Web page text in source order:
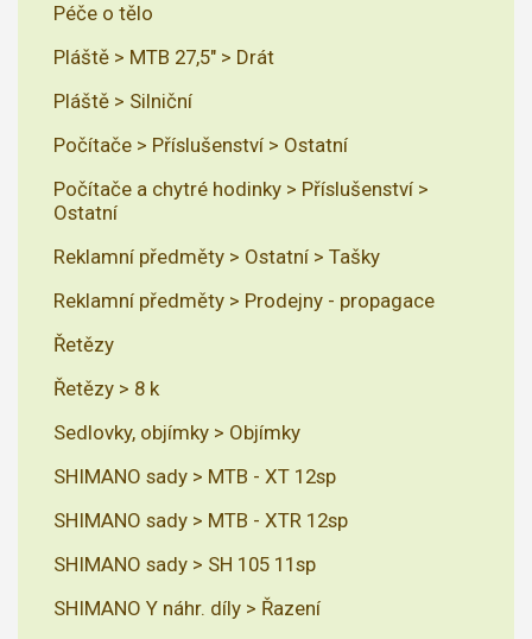
Péče o tělo
Pláště > MTB 27,5" > Drát
Pláště > Silniční
Počítače > Příslušenství > Ostatní
Počítače a chytré hodinky > Příslušenství >
Ostatní
Reklamní předměty > Ostatní > Tašky
Reklamní předměty > Prodejny - propagace
Řetězy
Řetězy > 8 k
Sedlovky, objímky > Objímky
SHIMANO sady > MTB - XT 12sp
SHIMANO sady > MTB - XTR 12sp
SHIMANO sady > SH 105 11sp
SHIMANO Y náhr. díly > Řazení